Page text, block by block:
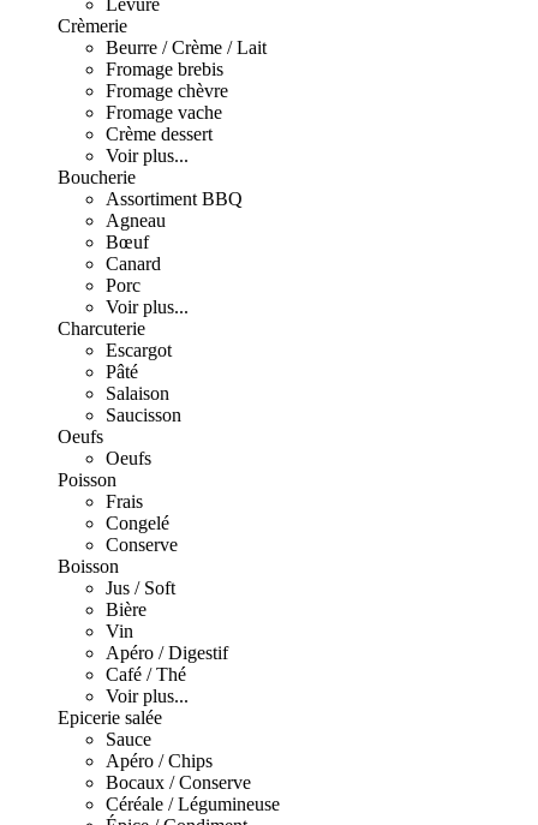
Levure
Crèmerie
Beurre / Crème / Lait
Fromage brebis
Fromage chèvre
Fromage vache
Crème dessert
Voir plus...
Boucherie
Assortiment BBQ
Agneau
Bœuf
Canard
Porc
Voir plus...
Charcuterie
Escargot
Pâté
Salaison
Saucisson
Oeufs
Oeufs
Poisson
Frais
Congelé
Conserve
Boisson
Jus / Soft
Bière
Vin
Apéro / Digestif
Café / Thé
Voir plus...
Epicerie salée
Sauce
Apéro / Chips
Bocaux / Conserve
Céréale / Légumineuse